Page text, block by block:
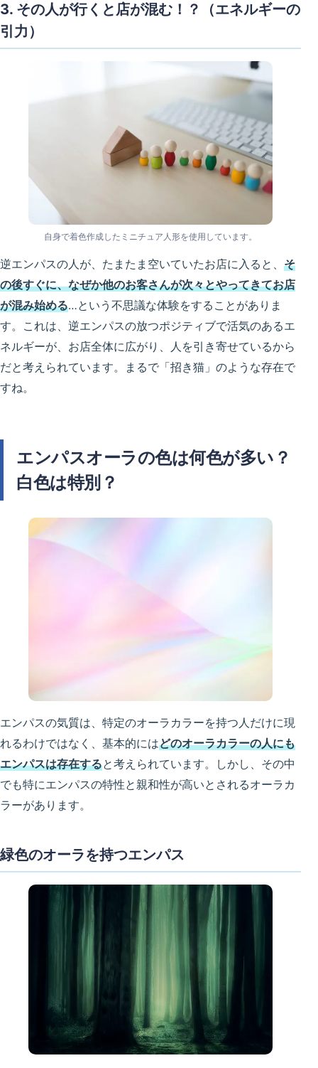
3. その人が行くと店が混む！？（エネルギーの
引力）
自身で着色作成したミニチュア人形を使用しています。
逆エンパスの人が、たまたま空いていたお店に入ると、 そ
の後すぐに、なぜか他のお客さんが次々とやってきてお店
が混み始める…という不思議な体験をすることがありま
す。これは、逆エンパスの放つポジティブで活気のあるエ
ネルギーが、お店全体に広がり、人を引き寄せているから
だと考えられています。まるで「招き猫」のような存在で
すね。
エンパスオーラの色は何色が多い？
白色は特別？
エンパスの気質は、特定のオーラカラーを持つ人だけに現
れるわけではなく、基本的にはどのオーラカラーの人にも
エンパスは存在すると考えられています。しかし、その中
でも特にエンパスの特性と親和性が高いとされるオーラカ
ラーがあります。
緑色のオーラを持つエンパス